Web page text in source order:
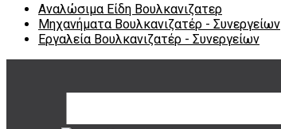
Αναλώσιμα Είδη Βουλκανιζατερ
Μηχανήματα Βουλκανιζατέρ - Συνεργείων
Εργαλεία Βουλκανιζατέρ - Συνεργείων